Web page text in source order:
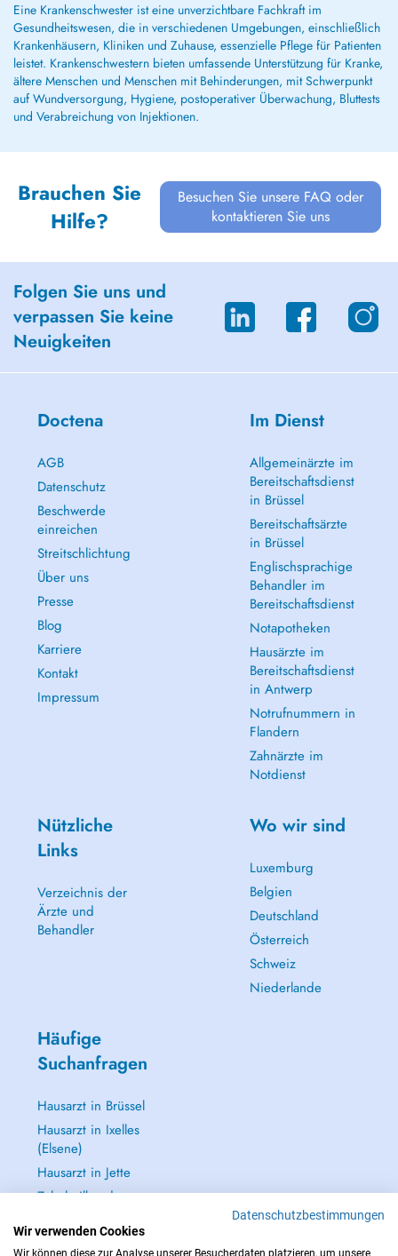
Eine Krankenschwester ist eine unverzichtbare Fachkraft im
Gesundheitswesen, die in verschiedenen Umgebungen, einschließlich
Krankenhäusern, Kliniken und Zuhause, essenzielle Pflege für Patienten
leistet. Krankenschwestern bieten umfassende Unterstützung für Kranke,
ältere Menschen und Menschen mit Behinderungen, mit Schwerpunkt
auf Wundversorgung, Hygiene, postoperativer Überwachung, Bluttests
und Verabreichung von Injektionen.
Brauchen Sie
Hilfe?
Besuchen Sie unsere FAQ oder
kontaktieren Sie uns
Folgen Sie uns und
verpassen Sie keine
Neuigkeiten
Doctena
AGB
Datenschutz
Beschwerde
einreichen
Streitschlichtung
Über uns
Presse
Blog
Karriere
Kontakt
Impressum
Im Dienst
Allgemeinärzte im
Bereitschaftsdienst
in Brüssel
Bereitschaftsärzte
in Brüssel
Englischsprachige
Behandler im
Bereitschaftsdienst
Notapotheken
Hausärzte im
Bereitschaftsdienst
in Antwerp
Notrufnummern in
Flandern
Zahnärzte im
Notdienst
Nützliche
Links
Verzeichnis der
Ärzte und
Behandler
Wo wir sind
Luxemburg
Belgien
Deutschland
Österreich
Schweiz
Niederlande
Häufige
Suchanfragen
Hausarzt in Brüssel
Hausarzt in Ixelles
(Elsene)
Hausarzt in Jette
Zahnheilkunde
Brüssel
Datenschutzbestimmungen
Wir verwenden Cookies
Wir können diese zur Analyse unserer Besucherdaten platzieren, um unsere